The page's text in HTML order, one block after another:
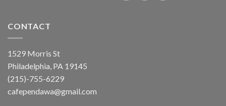
CONTACT
1529 Morris St
Philadelphia, PA 19145
(215)-755-6229
cafependawa@gmail.com